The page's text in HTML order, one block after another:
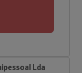
Lda